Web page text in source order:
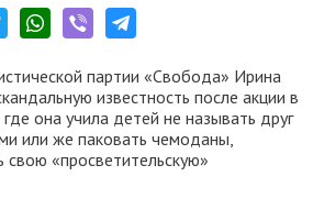
партии «Свобода» Ирина
известность после акции в
она учила детей не называть друг
или же паковать чемоданы,
«просветительскую»